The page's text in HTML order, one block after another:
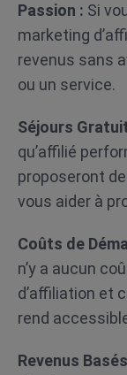
Passion : Si
marketing
revenus sans
ou un service.
Séjours
qu’affilié
proposeront
vous aider à
Coûts de
n’y a aucun
d’affiliation et
rend
Revenus